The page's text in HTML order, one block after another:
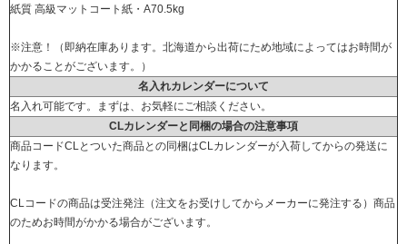
紙質 高級マットコート紙・A70.5kg
※注意！（即納在庫あります。北海道から出荷にため地域によってはお時間が
かかることがございます。）
名入れカレンダーについて
名入れ可能です。まずは、お気軽にご相談ください。
CLカレンダーと同梱の場合の注意事項
商品コードCLとついた商品との同梱はCLカレンダーが入荷してからの発送に
なります。
CLコードの商品は受注発注（注文をお受けしてからメーカーに発注する）商品
のためお時間がかかる場合がございます。